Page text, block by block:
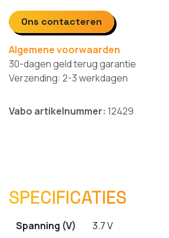
Ons contacteren
Algemene voorwaarden
30-dagen geld terug garantie
Verzending: 2-3 werkdagen
Vabo artikelnummer: 12429
SPECIFICATIES
Spanning (V) 3.7 V